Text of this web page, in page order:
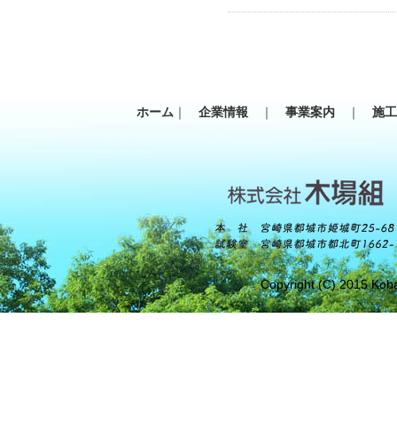
ホーム ｜ 企業情報 ｜ 事業案内 ｜ 施
Copyright (C) 2015